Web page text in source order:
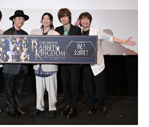
冬アニメ
FOLLOW US